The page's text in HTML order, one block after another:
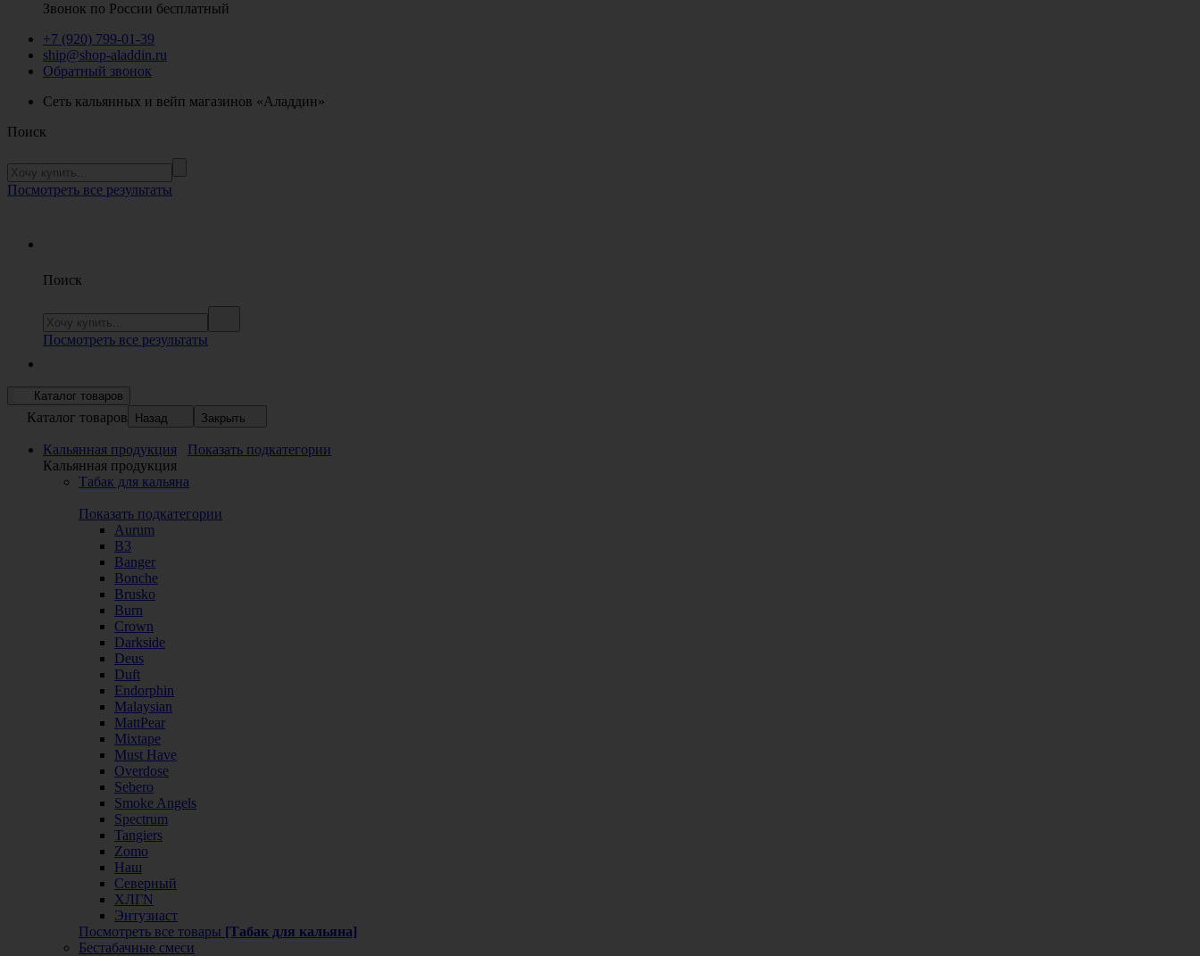
Звонок по России бесплатный
+7 (920) 799-01-39
ship@shop-aladdin.ru
Обратный звонок
Сеть кальянных и вейп магазинов «Аладдин»
Поиск
Посмотреть все результаты
Поиск
Посмотреть все результаты
Каталог товаров
Каталог товаров Назад Закрыть
Кальянная продукция
Показать подкатегории
Кальянная продукция
Табак для кальяна
Показать подкатегории
Aurum
B3
Banger
Bonche
Brusko
Burn
Crown
Darkside
Deus
Duft
Endorphin
Malaysian
MattPear
Mixtape
Must Have
Overdose
Sebero
Smoke Angels
Spectrum
Tangiers
Zomo
Наш
Северный
ХЛГN
Энтузиаст
Посмотреть все товары [Табак для кальяна]
Бестабачные смеси